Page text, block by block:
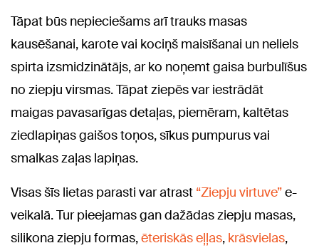
Tāpat būs nepieciešams arī trauks masas
kausēšanai, karote vai kociņš maisīšanai un neliels
spirta izsmidzinātājs, ar ko noņemt gaisa burbulīšus
no ziepju virsmas. Tāpat ziepēs var iestrādāt
maigas pavasarīgas detaļas, piemēram, kaltētas
ziedlapiņas gaišos toņos, sīkus pumpurus vai
smalkas zaļas lapiņas.
Visas šīs lietas parasti var atrast “Ziepju virtuve”e-
veikalā. Tur pieejamas gan dažādas ziepju masas,
silikona ziepju formas,ēteriskās eļļas, krāsvielas,